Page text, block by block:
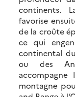
continents.
favorise
de la croûte
ce qui
continental
ou des
accompagne
montagne